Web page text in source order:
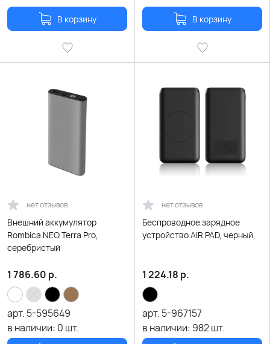
В корзину В корзину
нет отзывов
Внешний аккумулятор
Rombica NEO Terra Pro,
серебристый
1 786.60 р.
арт. 5-595649
в наличии: 0 шт.
нет отзывов
Беспроводное зарядное
устройство AIR PAD, черный
1 224.18 р.
арт. 5-967157
в наличии: 982шт.